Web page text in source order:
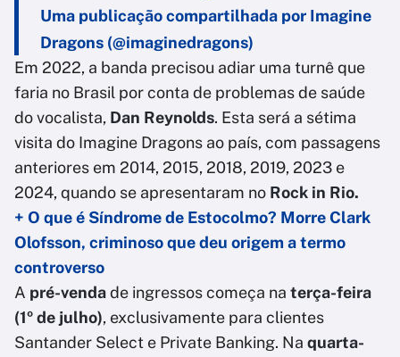
Uma publicação compartilhada por Imagine
Dragons (@imaginedragons)
Em 2022, a banda precisou adiar uma turnê que
faria no Brasil por conta de problemas de saúde
do vocalista, Dan Reynolds. Esta será a sétima
visita do Imagine Dragons ao país, com passagens
anteriores em 2014, 2015, 2018, 2019, 2023 e
2024, quando se apresentaram no Rock in Rio.
+ O que é Síndrome de Estocolmo? Morre Clark
Olofsson, criminoso que deu origem a termo
controverso
A pré-vendade ingressos começa na terça-feira
(1º de julho), exclusivamente para clientes
Santander Select e Private Banking. Na quarta-